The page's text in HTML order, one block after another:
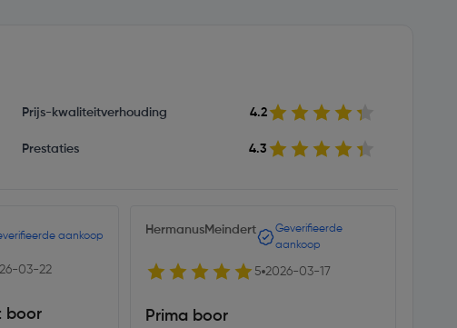
Prijs-kwaliteitverhouding 4.2
Prestaties 4.3
aankoop
03-22
boor
HermanusMeindert
Geverifieerde
aankoop
5 2026-03-17
Prima boor